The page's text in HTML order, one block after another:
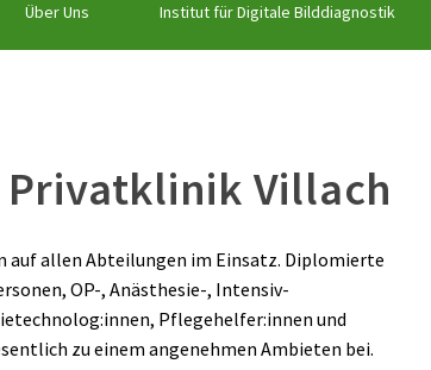
Über Uns Institut für Digitale Bilddiagnostik
Villach
auf allen Abteilungen im Einsatz. Diplomierte
OP-, Anästhesie-, Intensiv-
Pflegehelfer:innen und
zu einem angenehmen Ambieten bei.